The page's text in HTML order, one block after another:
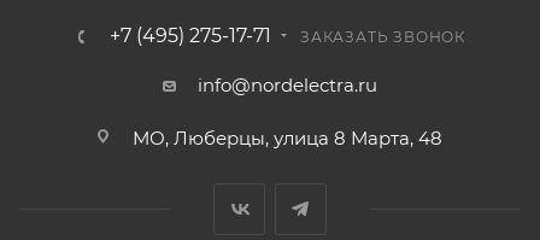
+7 (495) 275-17-71 ЗАКАЗАТЬ ЗВОНОК
info@nordelectra.ru
МО, Люберцы, улица 8 Марта, 48